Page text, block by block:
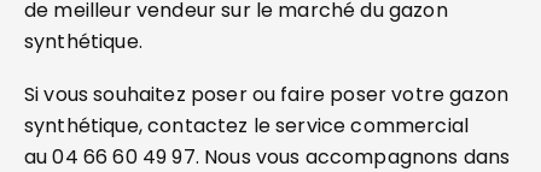
de meilleur vendeur sur le marché du gazon
synthétique.
Si vous souhaitez poser ou faire poser votre gazon
synthétique, contactez le service commercial
au 04 66 60 49 97. Nous vous accompagnons dans